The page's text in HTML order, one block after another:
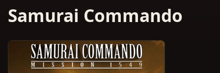
Samurai Commando